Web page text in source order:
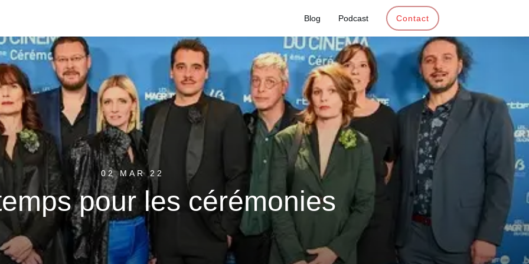
Blog Podcast Contact
02 MAR 22
pour les cérémonies